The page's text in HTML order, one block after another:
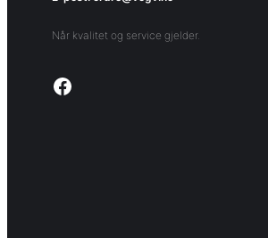
Når kvalitet og service gjelder.
Link to facebook page